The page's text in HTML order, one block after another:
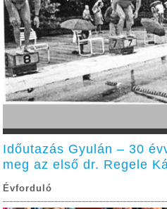
Időutazás Gyulán – 30
meg az első dr. Regele
Évforduló